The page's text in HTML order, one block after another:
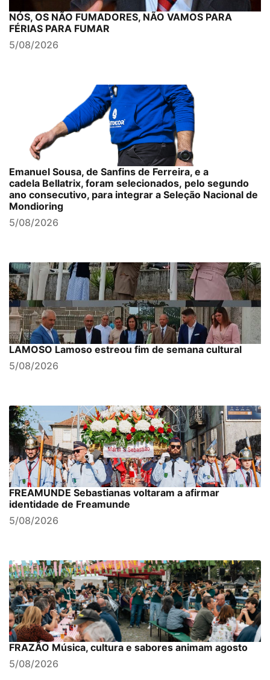
NÓS, OS NÃO FUMADORES, NÃO VAMOS PARA
FÉRIAS PARA FUMAR
5/08/2026
Emanuel Sousa, de Sanfins de Ferreira, e a
cadela Bellatrix, foram selecionados, pelo segundo
ano consecutivo, para integrar a Seleção Nacional de
Mondioring
5/08/2026
LAMOSO Lamoso estreou fim de semana cultural
5/08/2026
FREAMUNDE Sebastianas voltaram a afirmar
identidade de Freamunde
5/08/2026
FRAZÃO Música, cultura e sabores animam agosto
5/08/2026